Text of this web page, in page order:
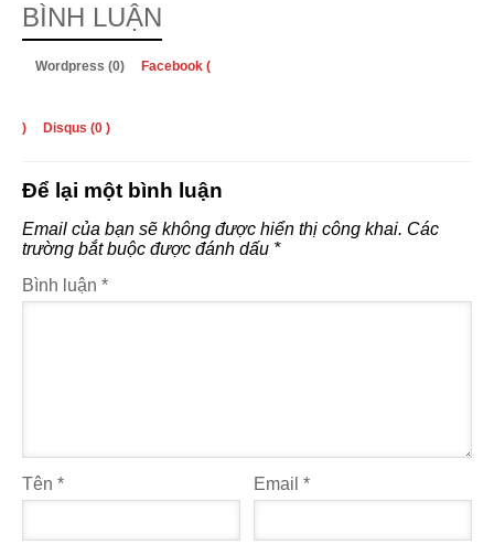
BÌNH LUẬN
Wordpress (0) Facebook (
) Disqus (0 )
Để lại một bình luận
Email của bạn sẽ không được hiển thị công khai. Các
trường bắt buộc được đánh dấu *
Bình luận *
Tên * Email*